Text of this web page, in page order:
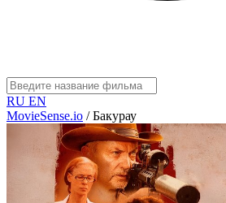
RU EN
MovieSense.io / Бакурау